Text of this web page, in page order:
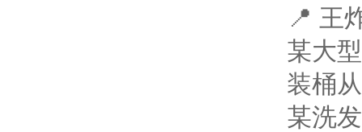
📍 王
某大
装桶
某洗